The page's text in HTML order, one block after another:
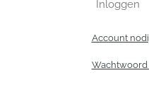
Inloggen
Account